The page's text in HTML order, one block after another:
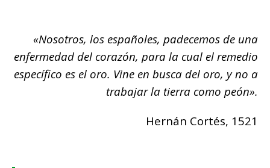
«Nosotros, los españoles, padecemos de una
enfermedad del corazón, para la cual el remedio
específico es el oro. Vine en busca del oro, y no a
trabajar la tierra como peón».
Hernán Cortés, 1521